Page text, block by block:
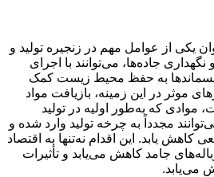
یکی از عوامل مهم در زنجیره تولید و
جاده‌ها، می‌توانند با اجرای
پسماندها به حفظ محیط زیست کمک
موثر در این زمینه، بازیافت مواد
موادی که به‌طور اولیه در تولید
مجدداً به چرخه تولید وارد شده و
کاهش یابد. این اقدام نه‌تنها به اقتصاد
جامد کاهش می‌یابد و تأثیرات
می‌یابد.